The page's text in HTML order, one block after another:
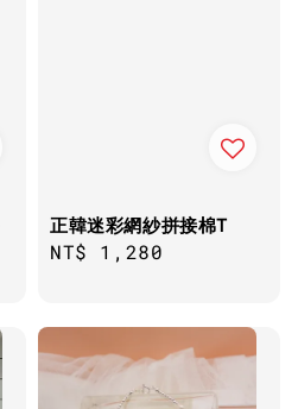
正韓迷彩網紗拼接棉T
Regular
NT$ 1,280